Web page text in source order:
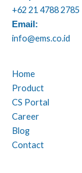
+62 21 4788 2785
Email:
info@ems.co.id
Home
Product
CS Portal
Career
Blog
Contact